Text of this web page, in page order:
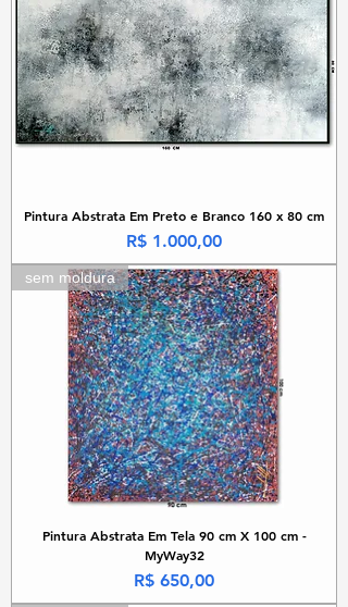
Pintura Abstrata Em Preto e Branco 160 x 80 cm
Preço
R$ 1.000,00
sem moldura
Pintura Abstrata Em Tela 90 cm X 100 cm -
MyWay32
Preço
R$ 650,00